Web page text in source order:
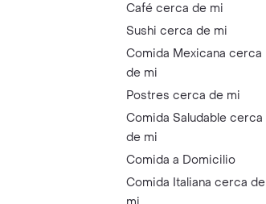
Café cerca de mi
Sushi cerca de mi
Comida Mexicana cerca
de mi
Postres cerca de mi
Comida Saludable cerca
de mi
Comida a Domicilio
Comida Italiana cerca de